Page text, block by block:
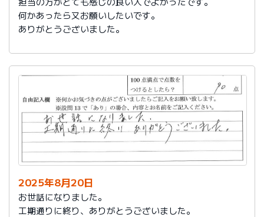
何かあったら又お願いしたいです。
ありがとうございました。
2025年8月20日
お世話になりました。
工期通りに終り、ありがとうございました。